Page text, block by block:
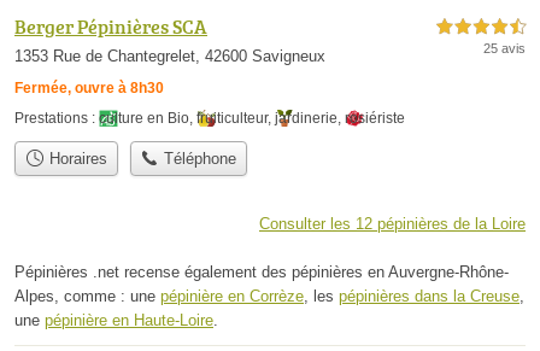
Berger Pépinières SCA
1353 Rue de Chantegrelet, 42600 Savigneux
Fermée, ouvre à 8h30
4,5 étoiles sur 5
25 avis
Prestations : culture en Bio, fruiticulteur, jardinerie, rosiériste
Horaires Téléphone
Consulter les 12 pépinières de la Loire
Pépinières .net recense également des pépinières en Auvergne-Rhône-
Alpes, comme : une pépinière en Corrèze , les pépinières dans la Creuse
une pépinière en Haute-Loire